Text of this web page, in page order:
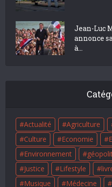
Jean-Luc
annonce
à...
Actualité Agriculture
Culture
Economie
Environnement
Justice
Lifestyle
Musique
Médecine